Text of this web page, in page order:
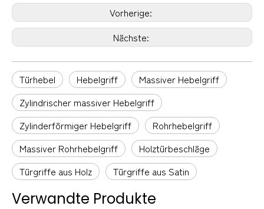
Vorherige:
Nächste:
Türhebel Hebelgriff
Massiver Hebelgriff
Zylindrischer massiver Hebelgriff
Zylinderförmiger Hebelgriff
Rohrhebelgriff
Massiver Rohrhebelgriff
Holztürbeschläge
Türgriffe aus Holz
Türgriffe aus Satin
Verwandte Produkte